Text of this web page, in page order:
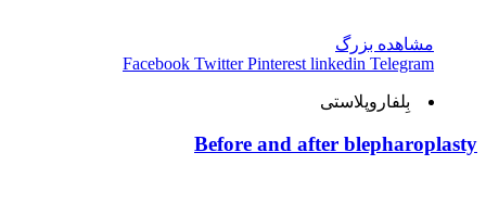
مشاهده بزرگ
Facebook Twitter Pinterest linkedin Telegram
بِلفاروپلاستی
Before and after blepharoplasty